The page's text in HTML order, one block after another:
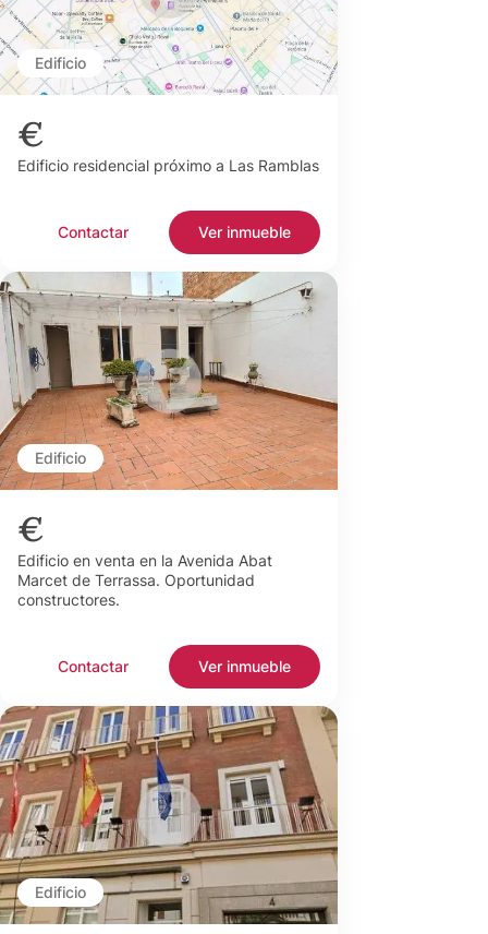
Edificio
€
Edificio residencial próximo a Las Ramblas
Contactar Ver inmueble
Edificio
€
Edificio en venta en la Avenida Abat
Marcet de Terrassa. Oportunidad
constructores.
Contactar Ver inmueble
Edificio